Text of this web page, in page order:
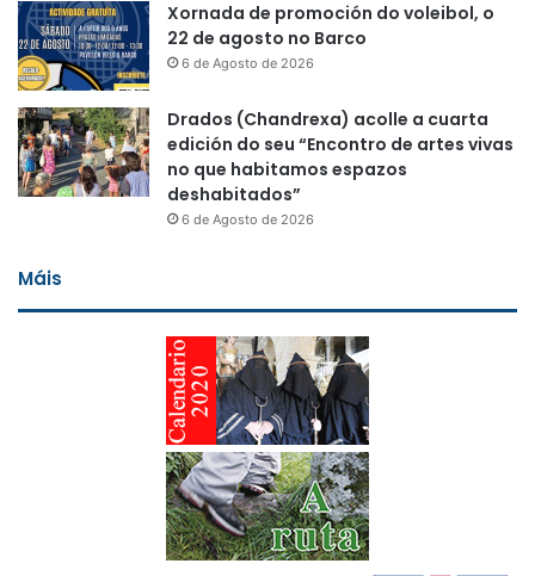
Xornada de promoción do voleibol, o
22 de agosto no Barco
6 de Agosto de 2026
Drados (Chandrexa) acolle a cuarta
edición do seu “Encontro de artes vivas
no que habitamos espazos
deshabitados”
6 de Agosto de 2026
Máis